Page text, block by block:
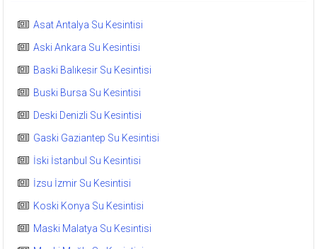
Asat Antalya Su Kesintisi
Aski Ankara Su Kesintisi
Baski Balıkesir Su Kesintisi
Buski Bursa Su Kesintisi
Deski Denizli Su Kesintisi
Gaski Gaziantep Su Kesintisi
İski İstanbul Su Kesintisi
İzsu İzmir Su Kesintisi
Koski Konya Su Kesintisi
Maski Malatya Su Kesintisi